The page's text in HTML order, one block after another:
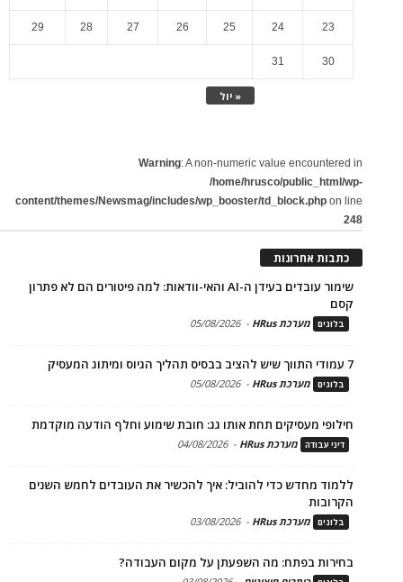
« יול
23
24
25
26
27
28
29
30
31
Warning: A non-numeric value encountered in
/home/hrusco/public_html/wp-
content/themes/Newsmag/includes/wp_booster/td_block.php on line
248
כתבות אחרונות
שימור עובדים בעידן ה-AI והאי-וודאות: למה פיטורים הם לא פתרון
קסם
בלוגים מערכת HRus -
05/08/2026
7 עמודי התווך שיש להציב בבסיס תהליך הגיוס ומיתוג המעסיק
בלוגים מערכת HRus -
05/08/2026
חילופי מעסיקים תחת אותו גג: חובת שימוע וחלף הודעה מוקדמת
דיני עבודה מערכת HRus -
04/08/2026
ללמוד מחדש כדי להוביל: איך להכשיר את העובדים לחמש השנים
הקרובות
בלוגים מערכת HRus -
03/08/2026
בחירות בפתח: מה השפעתן על מקום העבודה?